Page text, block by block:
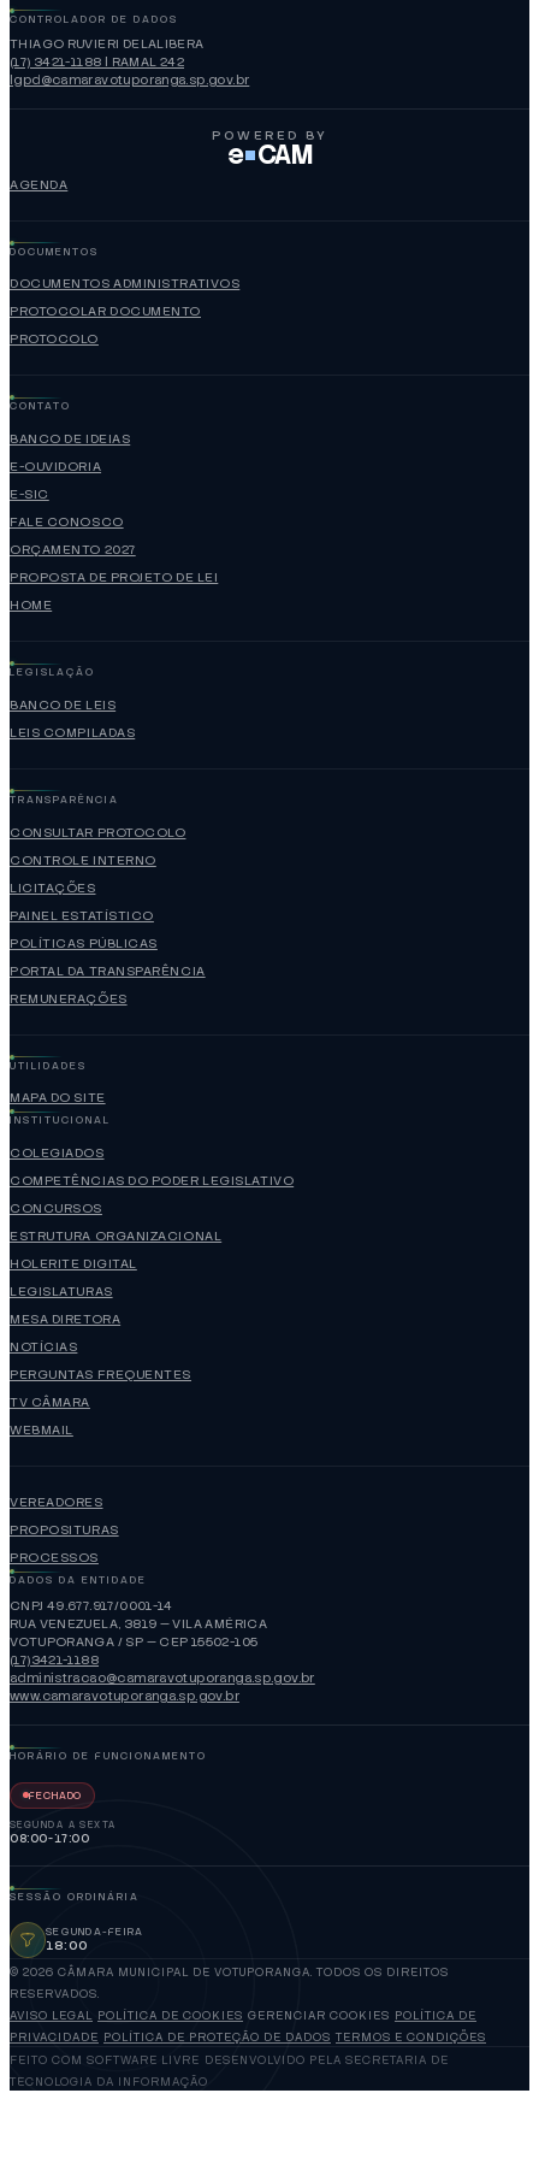
CONTROLADOR DE DADOS
THIAGO RUVIERI DELALIBERA
(17) 3421-1188 | RAMAL 242
lgpd@camaravotuporanga.sp.gov.br
POWERED BY
e CAM
AGENDA
DOCUMENTOS
DOCUMENTOS ADMINISTRATIVOS
PROTOCOLAR DOCUMENTO
PROTOCOLO
CONTATO
BANCO DE IDEIAS
E-OUVIDORIA
E-SIC
FALE CONOSCO
ORÇAMENTO 2027
PROPOSTA DE PROJETO DE LEI
HOME
LEGISLAÇÃO
BANCO DE LEIS
LEIS COMPILADAS
TRANSPARÊNCIA
CONSULTAR PROTOCOLO
CONTROLE INTERNO
LICITAÇÕES
PAINEL ESTATÍSTICO
POLÍTICAS PÚBLICAS
PORTAL DA TRANSPARÊNCIA
REMUNERAÇÕES
UTILIDADES
MAPA DO SITE
INSTITUCIONAL
COLEGIADOS
COMPETÊNCIAS DO PODER LEGISLATIVO
CONCURSOS
ESTRUTURA ORGANIZACIONAL
HOLERITE DIGITAL
LEGISLATURAS
MESA DIRETORA
NOTÍCIAS
PERGUNTAS FREQUENTES
TV CÂMARA
WEBMAIL
VEREADORES
PROPOSITURAS
PROCESSOS
DADOS DA ENTIDADE
CNPJ 49.677.917/0001-14
RUA VENEZUELA, 3819 — VILA AMÉRICA
VOTUPORANGA / SP — CEP 15502-105
(17)3421-1188
administracao@camaravotuporanga.sp.gov.br
www.camaravotuporanga.sp.gov.br
HORÁRIO DE FUNCIONAMENTO
FECHADO
SEGUNDA A SEXTA
08:00-17:00
SESSÃO ORDINÁRIA
SEGUNDA-FEIRA
18:00
© 2026 CÂMARA MUNICIPAL DE VOTUPORANGA. TODOS OS DIREITOS
RESERVADOS.
AVISO LEGAL POLÍTICA DE COOKIES GERENCIAR COOKIES POLÍTICA DE
PRIVACIDADE POLÍTICA DE PROTEÇÃO DE DADOS TERMOS E CONDIÇÕES
FEITO COM SOFTWARE LIVRE DESENVOLVIDO PELA SECRETARIA DE
TECNOLOGIA DA INFORMAÇÃO